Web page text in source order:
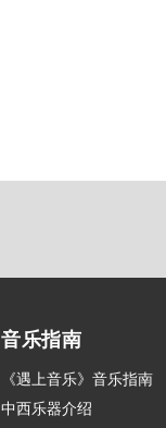
音乐指南
《遇上音乐》音乐指南
中西乐器介绍